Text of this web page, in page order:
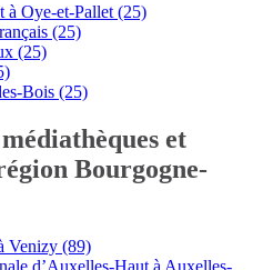
à Oye-et-Pallet (25)
(25)
(25)
Bois (25)
et
Bourgogne-
Venizy (89)